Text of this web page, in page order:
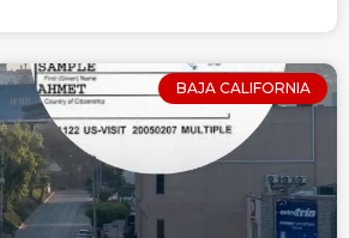
BAJA CALIFORNIA